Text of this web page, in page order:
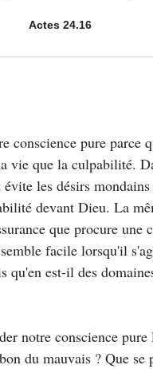
Actes 24.16
conscience pure parce
vie que la culpabilité.
les désirs
devant Dieu. La
que procure une
facile lorsqu'il
qu'en est-il des
notre conscience pure
du mauvais ? Que se